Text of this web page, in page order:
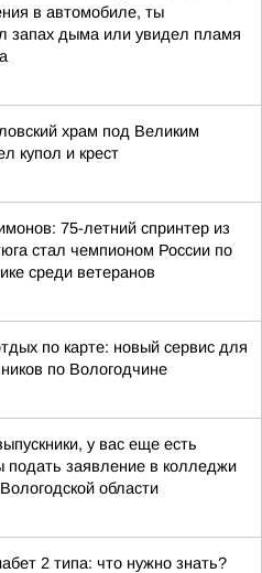
в автомобиле, ты
запах дыма или увидел пламя
храм под Великим
купол и крест
75-летний спринтер из
стал чемпионом России по
среди ветеранов
по карте: новый сервис для
по Вологодчине
у вас еще есть
подать заявление в колледжи
области
2 типа: что нужно знать?